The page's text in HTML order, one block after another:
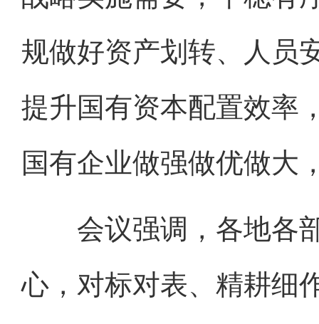
规做好资产划转、人员
提升国有资本配置效率
国有企业做强做优做大
会议强调，各地各部
心，对标对表、精耕细